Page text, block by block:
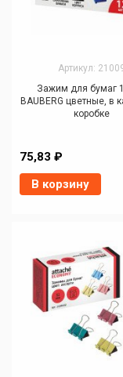
Артикул:
Зажим для бумаг
BAUBERG цветные, в
коробке
75,83 ₽
В корзину